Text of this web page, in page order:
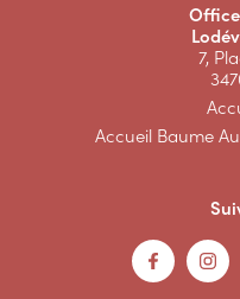
7,
Accueil Baume